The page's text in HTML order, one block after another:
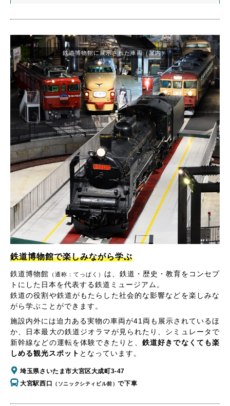
鉄道博物館に展示された車両（屋内）
鉄道博物館で楽しみながら学ぶ
鉄道博物館 （通称：てっぱく） は、鉄道・歴史・教育をコンセプ
トにした日本を代表する鉄道ミュージアム。
鉄道の役割や鉄道がもたらした社会的な影響などを楽しみな
がら学ぶことができます。
施設内外には迫力ある実物の車両が41両も展示されているほ
か、日本最大の鉄道ジオラマが見られたり、シミュレータで
新幹線などの運転を体験できたりと、 鉄道好きでなくても楽
しめる観光スポット となっています。
埼玉県さいたま市大宮区大成町3-47
大宮駅西口
（ソニックシティビル前）で下車